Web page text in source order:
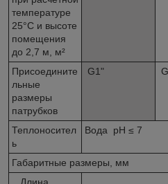
температуре
25°С и высоте
помещения
до 2,7 м, м²
Присоедините
льные
размеры
патрубков
G1"
Теплоносител
ь
Вода pH ≤ 7
Габаритные размеры, мм
Длина